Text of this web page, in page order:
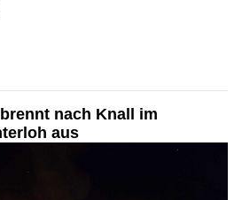
nach Knall im
aus